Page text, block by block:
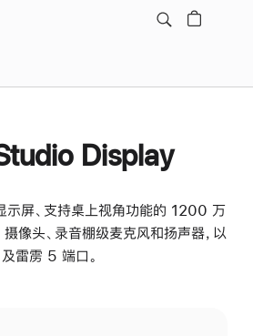
Display
屏、支持桌上视角功能的 1200 万
头、录音棚级麦克风和扬声器，以
及雷雳 5 端口。